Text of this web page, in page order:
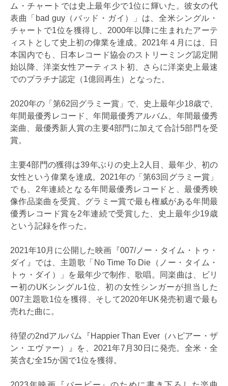
ム・チャートでは史上最年少で1位に輝いた。彼女の代
表曲「bad guy（バッド・ガイ）」は、全米シングル・
チャートで1位を獲得し、2000年以降に生まれたアーテ
ィストとして史上初の偉業を達成。2021年４月には、日
本国内でも、日本レコード協会のストリーミング認定開
始以降、洋楽女性アーティスト初、さらに洋楽史上最速
でのプラチナ認定（1億回再生）となった。
2020年の「第62回グラミー賞」で、史上最年少18歳で、
年間最優秀レコード、年間最優秀アルバム、年間最優秀
楽曲、最優秀新人賞の主要4部門に加えて合計5部門を受
賞。
主要4部門の獲得は39年ぶりの史上2人目、最年少、初の
女性という偉業を達成。2021年の「第63回グラミー賞」
でも、2年連続となる年間最優秀レコードと、最優秀映
像作品楽曲を受賞。グラミー賞で最も権威がある年間最
優秀レコード賞を2年連続で受賞した、史上最年少19歳
という記録を作った。
2021年10月に公開した映画『007/ノー・タイム・トゥ・
ダイ』では、主題歌「No Time To Die（ノー・タイム・
トゥ・ダイ）」を最年少で制作、歌唱。同楽曲は、ビリ
ー初のUKシングル1位、初の女性シンガーが担当した
007主題歌1位を獲得、そして2020年UK発売初週で最も
売れた曲に。
待望の2ndアルバム『Happier Than Ever（ハピアー・ザ
ン・エヴァー）』を、2021年7月30日に発売。全米・全
英含む全15か国で1位を獲得。